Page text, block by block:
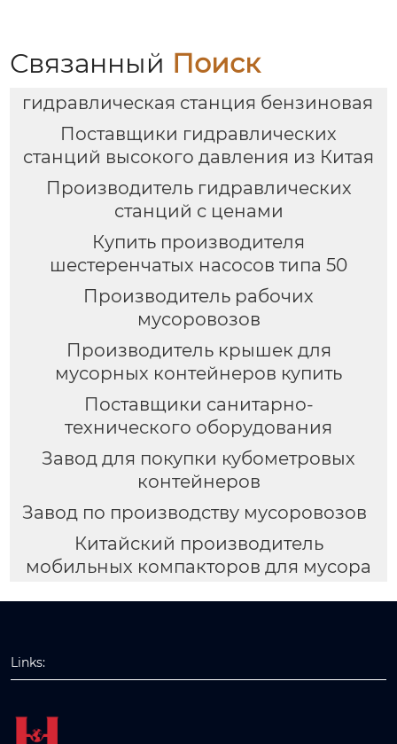
Связанный Поиск
гидравлическая станция бензиновая
Поставщики гидравлических
станций высокого давления из Китая
Производитель гидравлических
станций с ценами
Купить производителя
шестеренчатых насосов типа 50
Производитель рабочих
мусоровозов
Производитель крышек для
мусорных контейнеров купить
Поставщики санитарно-
технического оборудования
Завод для покупки кубометровых
контейнеров
Завод по производству мусоровозов
Китайский производитель
мобильных компакторов для мусора
Links: